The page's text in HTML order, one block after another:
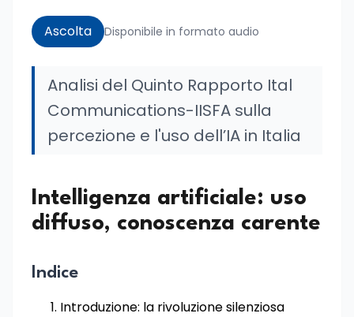
Ascolta Disponibile in formato audio
Analisi del Quinto Rapporto Ital
Communications-IISFA sulla
percezione e l'uso dell’IA in Italia
Intelligenza artificiale: uso
diffuso, conoscenza carente
Indice
Introduzione: la rivoluzione silenziosa